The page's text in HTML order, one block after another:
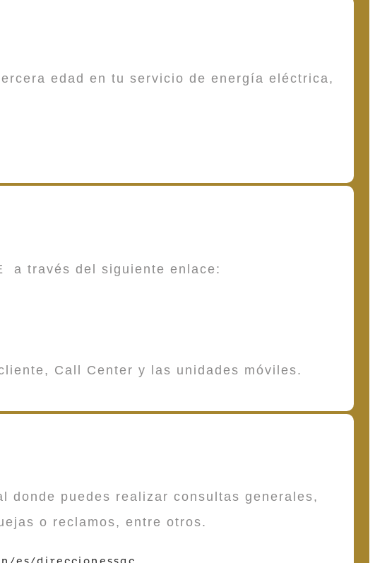
edad en tu servicio de energía eléctrica,
a través del siguiente enlace:
Call Center y las unidades móviles.
donde puedes realizar consultas generales,
o reclamos, entre otros.